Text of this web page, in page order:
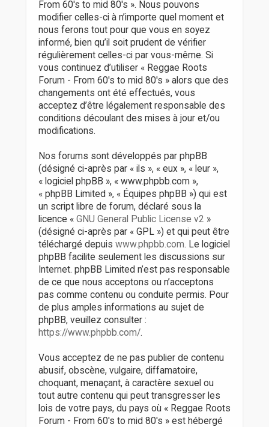
From 60's to mid 80's ». Nous pouvons
modifier celles-ci à n’importe quel moment et
nous ferons tout pour que vous en soyez
informé, bien qu’il soit prudent de vérifier
régulièrement celles-ci par vous-même. Si
vous continuez d’utiliser « Reggae Roots
Forum - From 60's to mid 80's » alors que des
changements ont été effectués, vous
acceptez d’être légalement responsable des
conditions découlant des mises à jour et/ou
modifications.
Nos forums sont développés par phpBB
(désigné ci-après par « ils », « eux », « leur »,
« logiciel phpBB », « www.phpbb.com »,
« phpBB Limited », « Équipes phpBB ») qui est
un script libre de forum, déclaré sous la
licence « GNU General Public License v2 »
(désigné ci-après par « GPL ») et qui peut être
téléchargé depuis www.phpbb.com. Le logiciel
phpBB facilite seulement les discussions sur
Internet. phpBB Limited n’est pas responsable
de ce que nous acceptons ou n’acceptons
pas comme contenu ou conduite permis. Pour
de plus amples informations au sujet de
phpBB, veuillez consulter :
https://www.phpbb.com/.
Vous acceptez de ne pas publier de contenu
abusif, obscène, vulgaire, diffamatoire,
choquant, menaçant, à caractère sexuel ou
tout autre contenu qui peut transgresser les
lois de votre pays, du pays où « Reggae Roots
Forum - From 60's to mid 80's » est hébergé